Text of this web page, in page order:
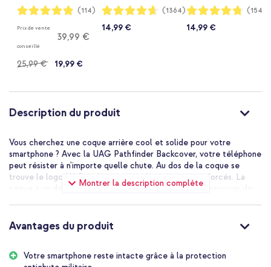
Notation:
97%
(114)
Prix de vente
conseillé
39,99 €
25,99 € 19,99 €
S21 Plus - Vert
Notation:
93%
(1364)
14,99 €
Samsung Galaxy
Green Groovy
Notation:
95%
(154)
14,99 €
Description du produit
Montrer la description complète
Vous cherchez une coque arrière cool et solide pour votre
smartphone ? Avec la UAG Pathfinder Backcover, votre téléphone
peut résister à n'importe quelle chute. Au dos de la coque se
trouve le logo UAG et les coins sur le côté sont renforcés. La
coque a un design d'armure élégant et n'ajoute pas beaucoup de
La coque arrière Pathfinder d'UAG est faite de silicone souple et
renforcés absorbent les chutes et les coups. Les côtés ont de
petits bords de préhension, de sorte que le téléphone ne glisse
Avantages du produit
Votre smartphone reste intacte grâce à la protection